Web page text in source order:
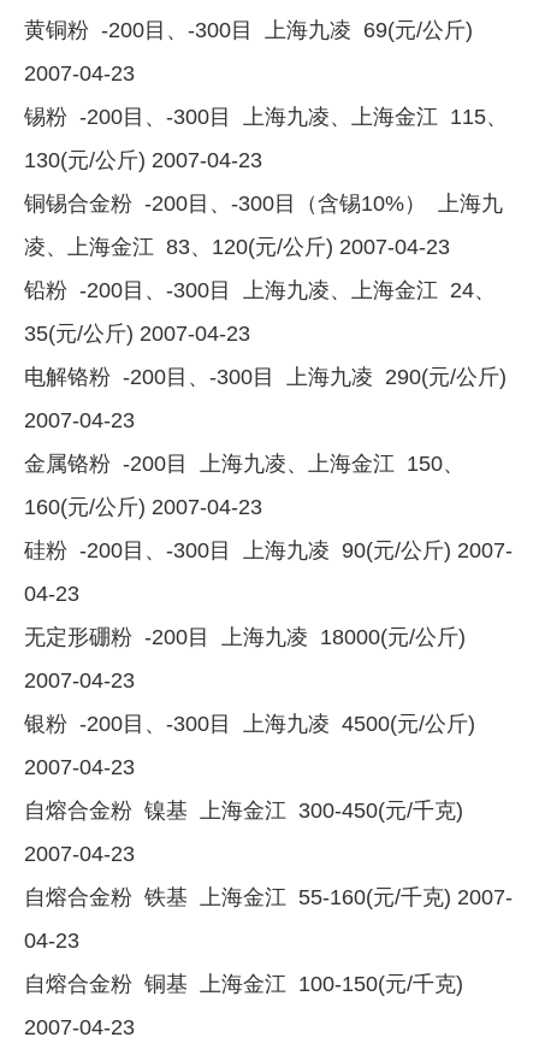
黄铜粉 -200目、-300目 上海九凌 69(元/公斤)
2007-04-23
锡粉 -200目、-300目 上海九凌、上海金江 115、
130(元/公斤) 2007-04-23
铜锡合金粉 -200目、-300目（含锡10%） 上海九
凌、上海金江 83、120(元/公斤) 2007-04-23
铅粉 -200目、-300目 上海九凌、上海金江 24、
35(元/公斤) 2007-04-23
电解铬粉 -200目、-300目 上海九凌 290(元/公斤)
2007-04-23
金属铬粉 -200目 上海九凌、上海金江 150、
160(元/公斤) 2007-04-23
硅粉 -200目、-300目 上海九凌 90(元/公斤) 2007-
04-23
无定形硼粉 -200目 上海九凌 18000(元/公斤)
2007-04-23
银粉 -200目、-300目 上海九凌 4500(元/公斤)
2007-04-23
自熔合金粉 镍基 上海金江 300-450(元/千克)
2007-04-23
自熔合金粉 铁基 上海金江 55-160(元/千克) 2007-
04-23
自熔合金粉 铜基 上海金江 100-150(元/千克)
2007-04-23